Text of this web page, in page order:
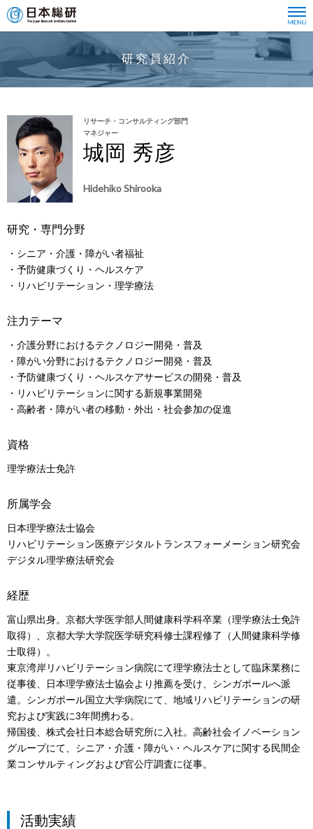
研究員紹介
リサーチ・コンサルティング部門
マネジャー
城岡 秀彦
Hidehiko Shirooka
研究・専門分野
・シニア・介護・障がい者福祉
・予防健康づくり・ヘルスケア
・リハビリテーション・理学療法
注力テーマ
・介護分野におけるテクノロジー開発・普及
・障がい分野におけるテクノロジー開発・普及
・予防健康づくり・ヘルスケアサービスの開発・普及
・リハビリテーションに関する新規事業開発
・高齢者・障がい者の移動・外出・社会参加の促進
資格
理学療法士免許
所属学会
日本理学療法士協会
リハビリテーション医療デジタルトランスフォーメーション研究会
デジタル理学療法研究会
経歴
富山県出身。京都大学医学部人間健康科学科卒業（理学療法士免許
取得）、京都大学大学院医学研究科修士課程修了（人間健康科学修
士取得）。
東京湾岸リハビリテーション病院にて理学療法士として臨床業務に
従事後、日本理学療法士協会より推薦を受け、シンガポールへ派
遣。シンガポール国立大学病院にて、地域リハビリテーションの研
究および実践に3年間携わる。
帰国後、株式会社日本総合研究所に入社。高齢社会イノベーション
グループにて、シニア・介護・障がい・ヘルスケアに関する民間企
業コンサルティングおよび官公庁調査に従事。
活動実績